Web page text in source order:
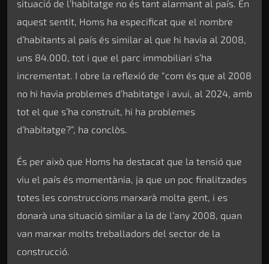
situació de l’habitatge no és tant alarmant al país. En
aquest sentit, Homs ha especificat que el nombre
d’habitants al país és similar al que hi havia al 2008,
uns 84.000, tot i que el parc immobiliari s’ha
incrementat. I obre la reflexió de “com és que al 2008
no hi havia problemes d’habitatge i avui, al 2024, amb
tot el que s’ha construit, hi ha problemes
d’habitatge?”, ha conclòs.
És per això que Homs ha destacat que la tensió que
viu el país és momentània, ja que un poc finalitzades
totes les construccions marxarà molta gent, i es
donarà una situació similar a la de l’any 2008, quan
van marxar molts treballadors del sector de la
construcció.